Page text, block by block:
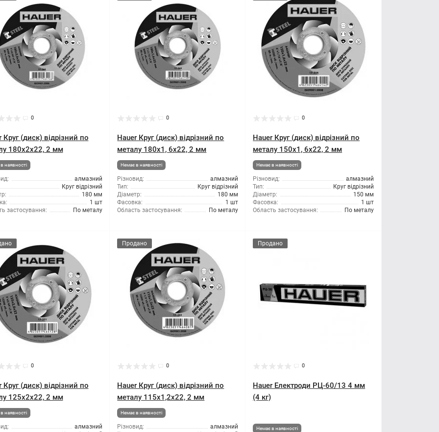
0
Круг (диск) відрізний по
180x2x22, 2 мм
наявності
алмазний
Круг відрізний
180 мм
1 шт
застосування:
По металу
0
Hauer Круг (диск) відрізний по
металу 180x1, 6x22, 2 мм
Немає в наявності
Різновид:
алмазний
Тип:
Круг відрізний
Діаметр:
180 мм
Фасовка:
1 шт
Область застосування:
По металу
0
Hauer Круг (диск) відрізний по
металу 150x1, 6x22, 2 мм
Немає в наявності
Різновид:
алмазний
Тип:
Круг відрізний
Діаметр:
150 мм
Фасовка:
1 шт
Область застосування:
По металу
0
Круг (диск) відрізний по
125x2x22, 2 мм
наявності
алмазний
Продано
0
Hauer Круг (диск) відрізний по
металу 115x1,2x22, 2 мм
Немає в наявності
Різновид:
алмазний
Продано
0
Hauer Електроди РЦ-60/13 4 мм
(4 кг)
Немає в наявності